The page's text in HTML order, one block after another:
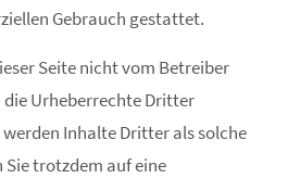
Gebrauch gestattet.
Seite nicht vom Betreiber
Urheberrechte Dritter
Inhalte Dritter als solche
trotzdem auf eine